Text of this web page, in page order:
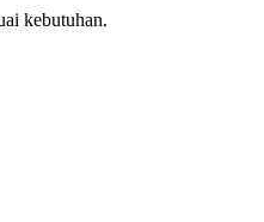
kebutuhan.